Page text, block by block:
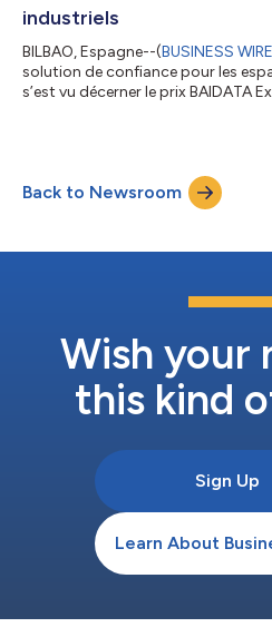
industriels
BILBAO, Espagne--(BUSINESS WIRE
solution de confiance pour les
s’est vu décerner le prix BAIDATA
l’économie de la donnée dans la
distinction récompense
Dawex, Schneider Electric, Valeo, C...
Back to Newsroom
Wish your
this kind
Sign Up
Learn About